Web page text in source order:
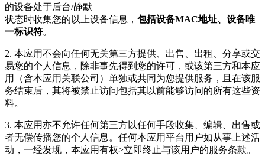
的设备处于后台/静默
状态时收集您的以上设备信息， 包括设备MAC地址、设备唯
一标识符。
2. 本应用不会向任何无关第三方提供、出售、出租、分享或交
易您的个人信息，除非事先得到您的许可，或该第三方和本应
用（含本应用关联公司）单独或共同为您提供服务，且在该服
务结束后，其将被禁止访问包括其以前能够访问的所有这些资
料。
3. 本应用亦不允许任何第三方以任何手段收集、编辑、出售或
者无偿传播您的个人信息。任何本应用平台用户如从事上述活
动，一经发现，本应用有权>立即终止与该用户的服务条款。